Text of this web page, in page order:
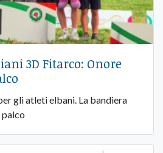
3D Fitarco: Onore
gli atleti elbani. La bandiera